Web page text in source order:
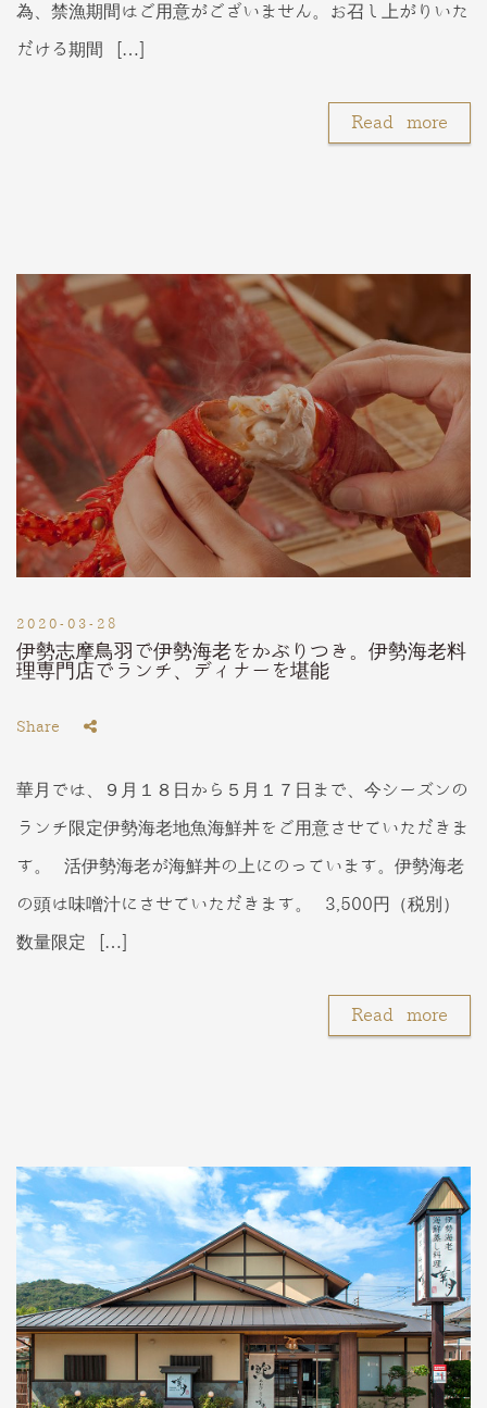
為、禁漁期間はご用意がございません。お召し上がりいた
だける期間 […]
Read more
2020-03-28
伊勢志摩鳥羽で伊勢海老をかぶりつき。伊勢海老料
理専門店でランチ、ディナーを堪能
Share
華月では、９月１８日から５月１７日まで、今シーズンの
ランチ限定伊勢海老地魚海鮮丼をご用意させていただきま
す。 活伊勢海老が海鮮丼の上にのっています。伊勢海老
の頭は味噌汁にさせていただきます。 3,500円（税別）
数量限定 […]
Read more